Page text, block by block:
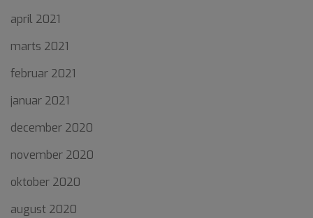
april 2021
marts 2021
februar 2021
januar 2021
december 2020
november 2020
oktober 2020
august 2020